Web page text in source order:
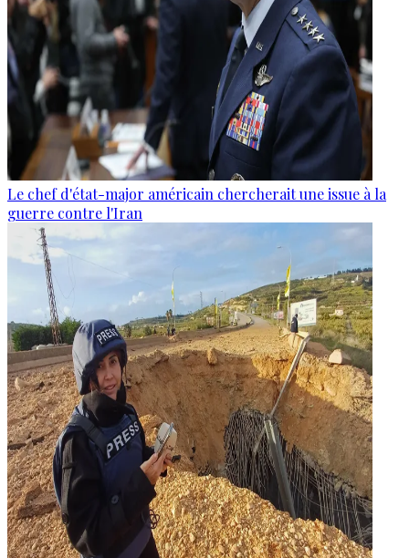
Le chef d'état-major américain chercherait une issue à la
guerre contre l'Iran